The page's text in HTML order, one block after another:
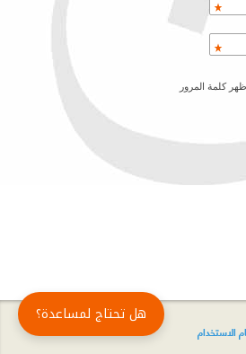
الاستخدام
هل تحتاج لمساعدة؟